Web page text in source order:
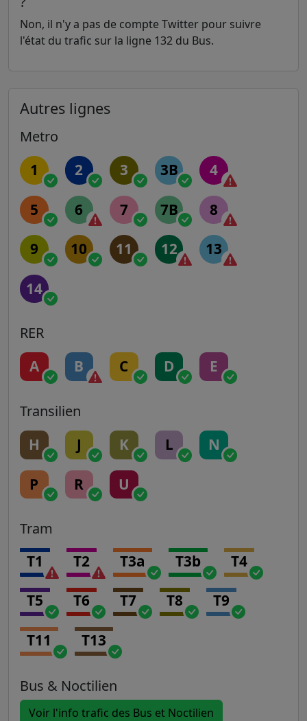
Non, il n'y a pas de compte Twitter pour suivre
l'état du trafic sur la ligne 132 du Bus.
Autres lignes
Metro
1 2 3 3B 4
5 6 7 7B 8
9 10 11 12 13
14
RER
A B C D E
Transilien
H J K L N
P R U
Tram
T1 T2 T3a T3b T4
T5 T6 T7 T8 T9
T11 T13
Bus & Noctilien
Voir l'info trafic des Bus et Noctilien